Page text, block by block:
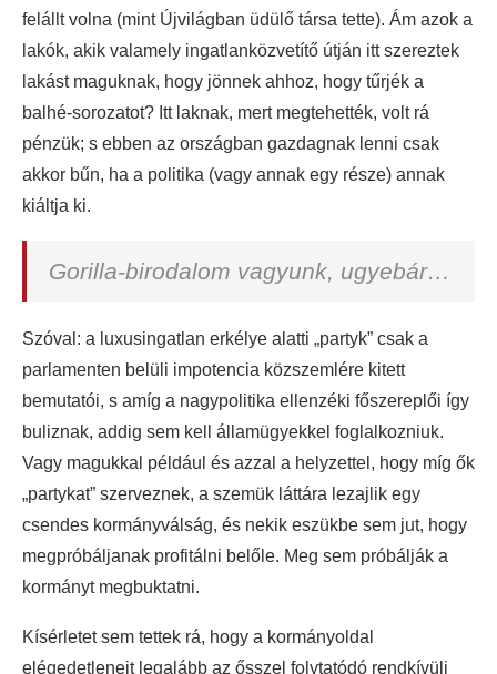
felállt volna (mint Újvilágban üdülő társa tette). Ám azok a
lakók, akik valamely ingatlanközvetítő útján itt szereztek
lakást maguknak, hogy jönnek ahhoz, hogy tűrjék a
balhé-sorozatot? Itt laknak, mert megtehették, volt rá
pénzük; s ebben az országban gazdagnak lenni csak
akkor bűn, ha a politika (vagy annak egy része) annak
kiáltja ki.
Gorilla-birodalom vagyunk, ugyebár…
Szóval: a luxusingatlan erkélye alatti „partyk” csak a
parlamenten belüli impotencia közszemlére kitett
bemutatói, s amíg a nagypolitika ellenzéki főszereplői így
buliznak, addig sem kell államügyekkel foglalkozniuk.
Vagy magukkal például és azzal a helyzettel, hogy míg ők
„partykat” szerveznek, a szemük láttára lezajlik egy
csendes kormányválság, és nekik eszükbe sem jut, hogy
megpróbáljanak profitálni belőle. Meg sem próbálják a
kormányt megbuktatni.
Kísérletet sem tettek rá, hogy a kormányoldal
elégedetleneit legalább az ősszel folytatódó rendkívüli